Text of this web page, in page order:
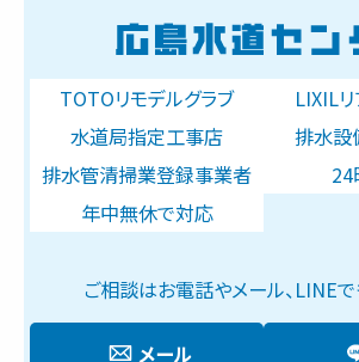
TOTOリモデルグラブ
LIXILリ
水道局指定工事店
排水設
排水管清掃業登録事業者
24
年中無休で対応
ご相談はお電話やメール、LINEで
メール